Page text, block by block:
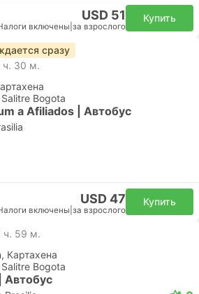
USD 51
включены за взрослого
Купить
сразу
ч. 30 м.
Bogota
a Afiliados | Автобус
USD 47
включены за взрослого
Купить
ч. 59 м.
Картахена
Bogota
Автобус